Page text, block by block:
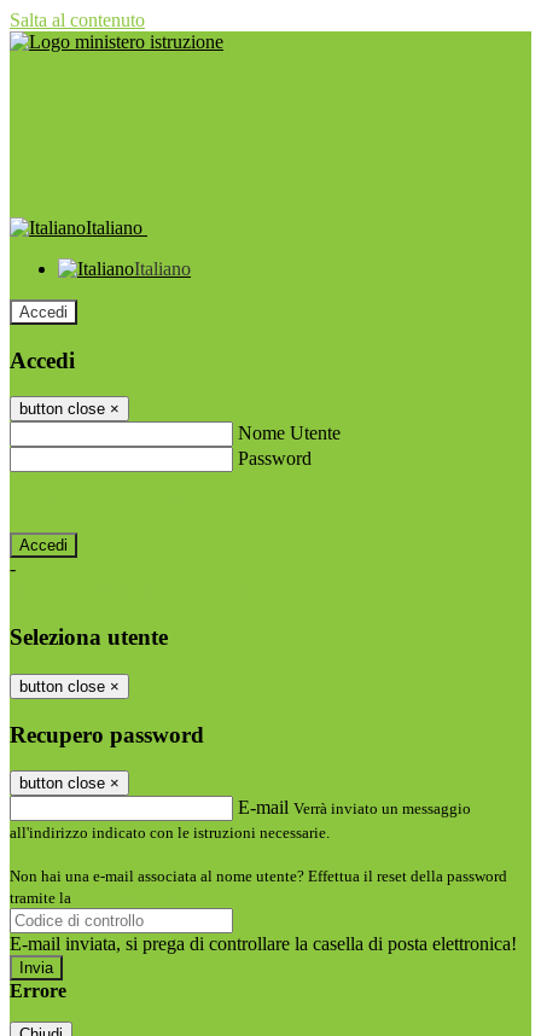
Salta al contenuto
Italiano
Italiano
Accedi
Accedi
button close ×
Nome Utente
Password
-
Seleziona utente
button close ×
Recupero password
button close ×
E-mail Verrà inviato un messaggio
all'indirizzo indicato con le istruzioni necessarie.
Non hai una e-mail associata al nome utente? Effettua il reset della password
tramite la
E-mail inviata, si prega di controllare la casella di posta elettronica!
Errore